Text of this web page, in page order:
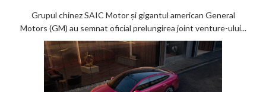
miliarde:
General
Motors
Grupul chinez SAIC Motor și gigantul american General
Motors (GM) au semnat oficial prelungirea joint venture-ului...